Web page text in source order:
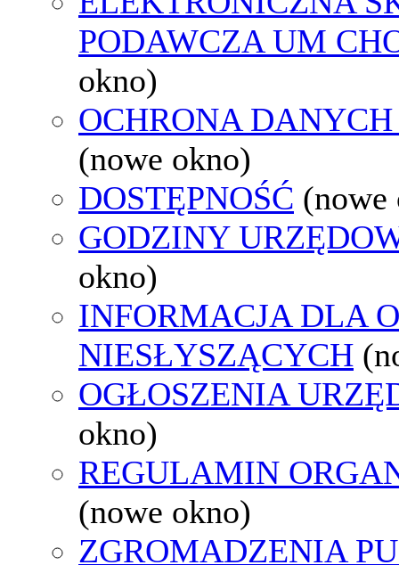
PODAWCZA UM
okno)
OCHRONA
(nowe okno)
DOSTĘPNOŚĆ (nowe
GODZINY
okno)
INFORMACJA DLA
NIESŁYSZĄCYCH
OGŁOSZENIA
okno)
REGULAMIN
(nowe okno)
ZGROMADZENIA